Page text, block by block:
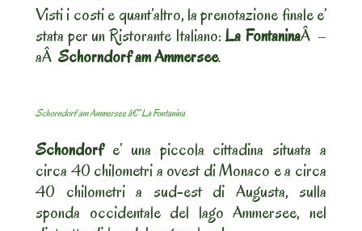
Visti i costi e quant’altro, la prenotazione finale e’
stata per un Ristorante Italiano:La FontaninaÂ –
aÂ Schorndorf am Ammersee.
Schorndorf am Ammersee â€“ La Fontanina
Schondorfe’ una piccola cittadina situata a
circa 40 chilometri a ovest di Monaco e a circa
40 chilometri a sud-est di Augusta, sulla
sponda occidentale del lago Ammersee, nel